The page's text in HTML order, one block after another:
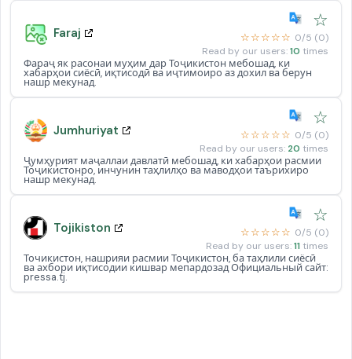
Faraj
☆
☆☆☆☆☆ 0/5 (0)
Read by our users:10 times
Фараҷ як расонаи муҳим дар Тоҷикистон мебошад, ки
хабарҳои сиёсӣ, иқтисодӣ ва иҷтимоиро аз дохил ва берун
нашр мекунад.
Jumhuriyat
☆
☆☆☆☆☆ 0/5 (0)
Read by our users: 20 times
Ҷумҳурият маҷаллаи давлатӣ мебошад, ки хабарҳои расмии
Тоҷикистонро, инчунин таҳлилҳо ва маводҳои таърихиро
нашр мекунад.
Tojikiston
☆
☆☆☆☆☆ 0/5 (0)
Read by our users:11 times
Точикистон, нашрияи расмии Тоҷикистон, ба таҳлили сиёсӣ
ва ахбори иқтисодии кишвар мепардозад Официальный сайт:
pressa.tj.